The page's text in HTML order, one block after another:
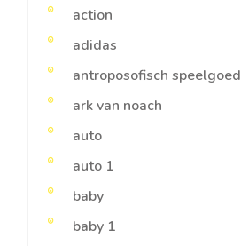
action
adidas
antroposofisch speelgoed
ark van noach
auto
auto 1
baby
baby 1